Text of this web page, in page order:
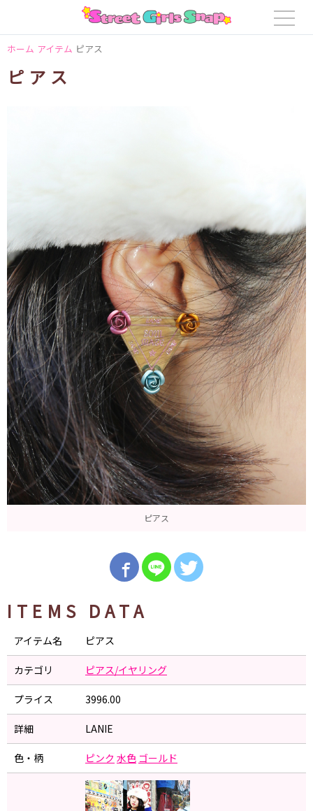
ホーム アイテム ピアス
ピアス
ピアス
ITEMS DATA
アイテム名 ピアス
カテゴリ ピアス/イヤリング
プライス 3996.00
詳細 LANIE
色・柄 ピンク 水色 ゴールド